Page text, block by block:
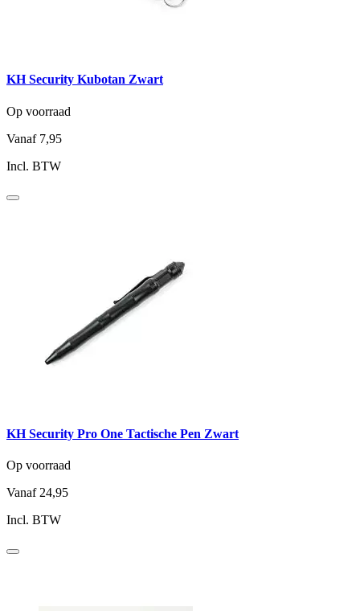
KH Security Kubotan Zwart
Op voorraad
Vanaf 7,95
Incl. BTW
KH Security Pro One Tactische Pen Zwart
Op voorraad
Vanaf 24,95
Incl. BTW